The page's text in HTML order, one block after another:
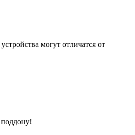
могут отличатся от
поддону!